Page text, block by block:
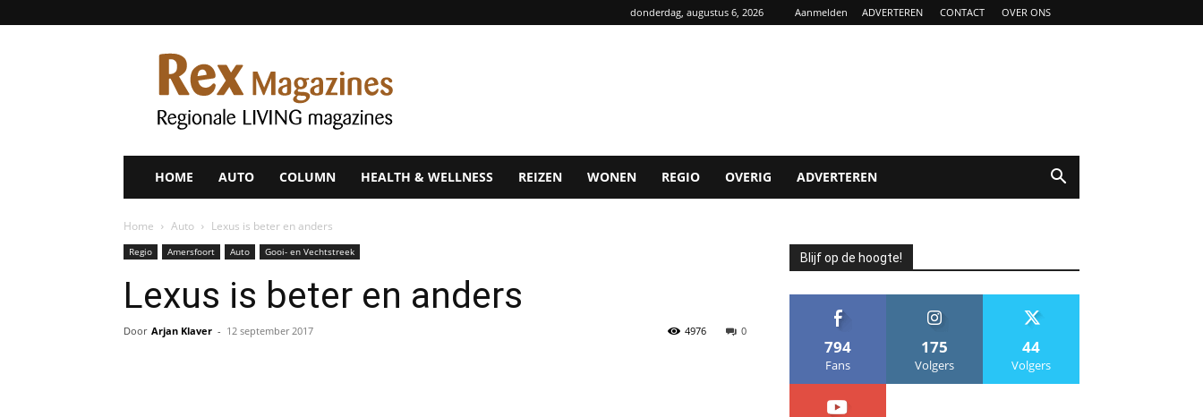
donderdag, augustus 6, 2026 Aanmelden ADVERTEREN CONTACT OVER ONS
Rex
Magazines
HOME AUTO COLUMN HEALTH & WELLNESS REIZEN WONEN REGIO OVERIG ADVERTEREN
Home Auto Lexus is beter en anders
Regio Amersfoort Auto Gooi- en Vechtstreek
Lexus is beter en anders
Door Arjan Klaver - 12 september 2017 0
4976
Blijf op de hoogte!
794
Fans
175
Volgers
44
Volgers